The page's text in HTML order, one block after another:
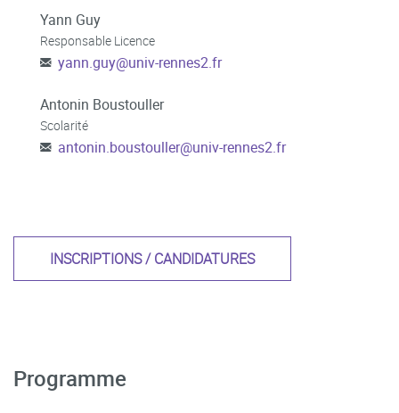
Yann Guy
Responsable Licence
yann.guy@univ-rennes2.fr
Antonin Boustouller
Scolarité
antonin.boustouller@univ-rennes2.fr
INSCRIPTIONS / CANDIDATURES
Programme